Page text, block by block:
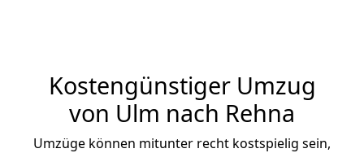
Kostengünstiger Umzug
von Ulm nach Rehna
Umzüge können mitunter recht kostspielig sein,